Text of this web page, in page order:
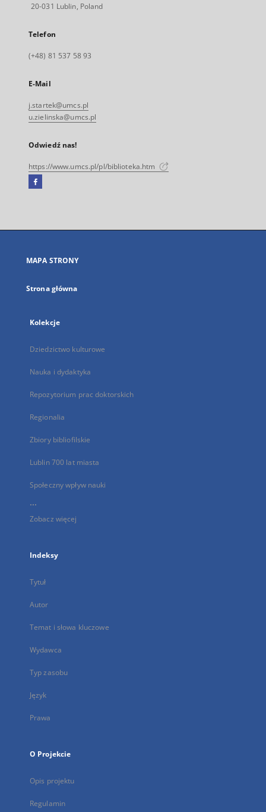
20-031 Lublin, Poland
Telefon
(+48) 81 537 58 93
E-Mail
j.startek@umcs.pl
u.zielinska@umcs.pl
Odwiedź nas!
https://www.umcs.pl/pl/biblioteka.htm
Facebook
się
karcie
MAPA STRONY
Strona główna
Kolekcje
Dziedzictwo kulturowe
Nauka i dydaktyka
Repozytorium prac doktorskich
Regionalia
Zbiory bibliofilskie
Lublin 700 lat miasta
Społeczny wpływ nauki
...
Zobacz więcej
Indeksy
Tytuł
Autor
Temat i słowa kluczowe
Wydawca
Typ zasobu
Język
Prawa
O Projekcie
Opis projektu
Regulamin